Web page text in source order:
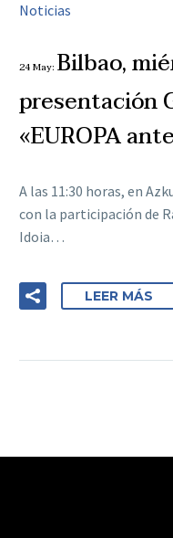
Noticias
24 May: Bilbao,
presentación
«EUROPA
A las 11:30 horas, en
con la participación de
Idoia…
LEER MÁS